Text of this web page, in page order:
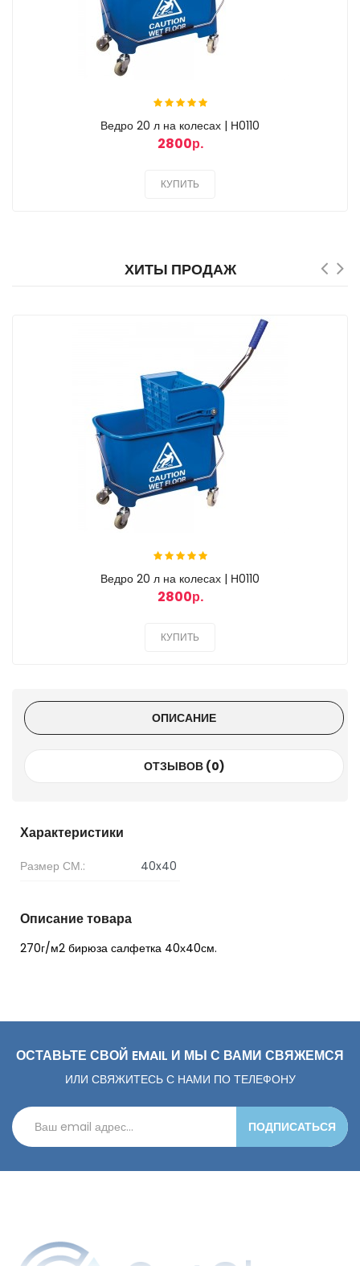
Ведро 20 л на колесах | Н0110
2800р.
КУПИТЬ
ХИТЫ ПРОДАЖ
Ведро 20 л на колесах | Н0110
2800р.
КУПИТЬ
ОПИСАНИЕ
ОТЗЫВОВ (0)
Характеристики
Размер СМ.: 40x40
Описание товара
270г/м2 бирюза салфетка 40х40см.
ОСТАВЬТЕ СВОЙ EMAIL И МЫ С ВАМИ СВЯЖЕМСЯ
ИЛИ СВЯЖИТЕСЬ С НАМИ ПО ТЕЛЕФОНУ
ПОДПИСАТЬСЯ